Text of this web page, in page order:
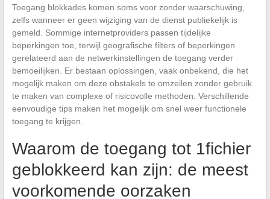
Toegang blokkades komen soms voor zonder waarschuwing,
zelfs wanneer er geen wijziging van de dienst publiekelijk is
gemeld. Sommige internetproviders passen tijdelijke
beperkingen toe, terwijl geografische filters of beperkingen
gerelateerd aan de netwerkinstellingen de toegang verder
bemoeilijken. Er bestaan oplossingen, vaak onbekend, die het
mogelijk maken om deze obstakels te omzeilen zonder gebruik
te maken van complexe of risicovolle methoden. Verschillende
eenvoudige tips maken het mogelijk om snel weer functionele
toegang te krijgen.
Waarom de toegang tot 1fichier
geblokkeerd kan zijn: de meest
voorkomende oorzaken